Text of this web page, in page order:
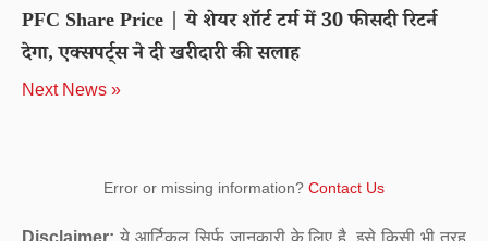
PFC Share Price | ये शेयर शॉर्ट टर्म में 30 फीसदी रिटर्न
देगा, एक्सपर्ट्स ने दी खरीदारी की सलाह
Next News »
Error or missing information? Contact Us
Disclaimer: ये आर्टिकल सिर्फ जानकारी के लिए है. इसे किसी भी तरह